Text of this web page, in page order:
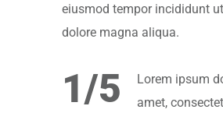
eiusmod tempor incididunt
dolore magna aliqua.
1/5
Lorem ipsum
amet,